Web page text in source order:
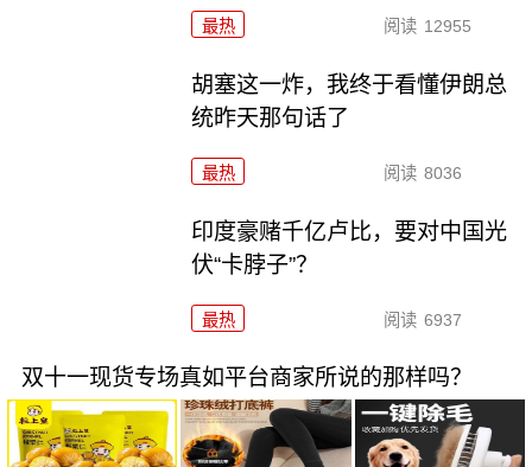
最热 阅读 12955
胡塞这一炸，我终于看懂伊朗总
统昨天那句话了
最热 阅读 8036
印度豪赌千亿卢比，要对中国光
伏“卡脖子”？
最热 阅读 6937
双十一现货专场真如平台商家所说的那样吗？